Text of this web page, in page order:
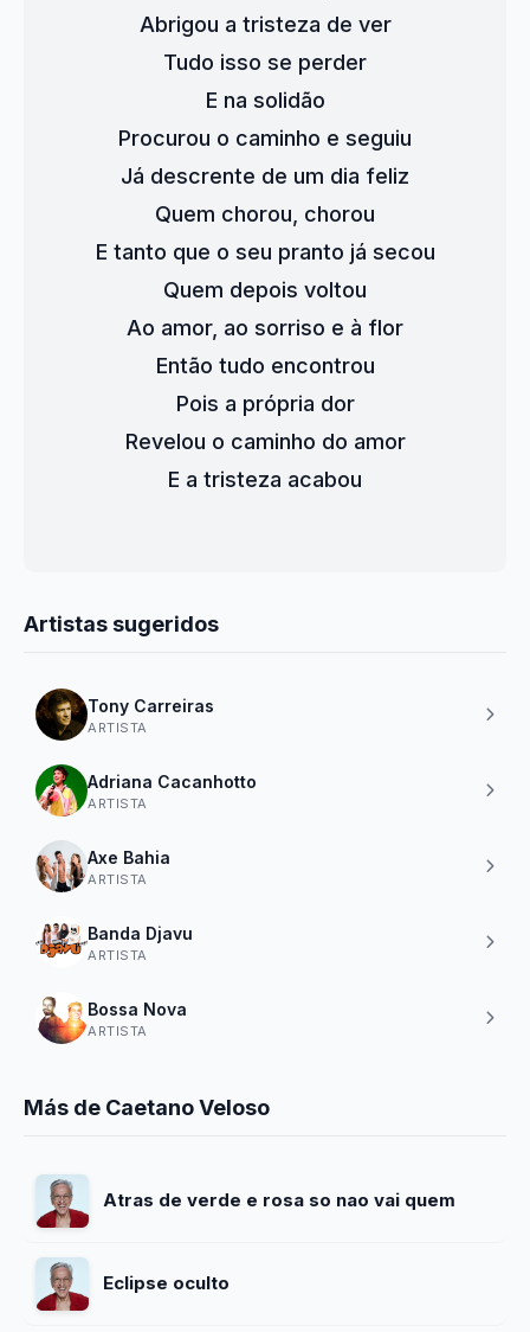
Abrigou a tristeza de ver
Tudo isso se perder
E na solidão
Procurou o caminho e seguiu
Já descrente de um dia feliz
Quem chorou, chorou
E tanto que o seu pranto já secou
Quem depois voltou
Ao amor, ao sorriso e à flor
Então tudo encontrou
Pois a própria dor
Revelou o caminho do amor
E a tristeza acabou
Artistas sugeridos
Tony Carreiras
ARTISTA
Adriana Cacanhotto
ARTISTA
Axe Bahia
ARTISTA
Banda Djavu
ARTISTA
Bossa Nova
ARTISTA
Más de Caetano Veloso
Atras de verde e rosa so nao vai quem
Eclipse oculto